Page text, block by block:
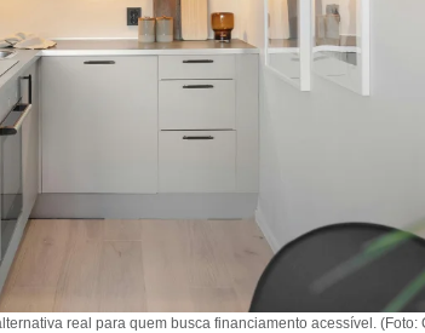
real para quem busca financiamento acessível. (Foto: